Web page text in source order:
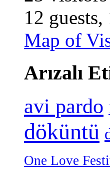
12 guests,
Map of
Arızalı
avi pardo
döküntü
One Love